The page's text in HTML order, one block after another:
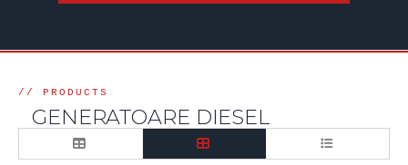
GENERATOARE DIESEL